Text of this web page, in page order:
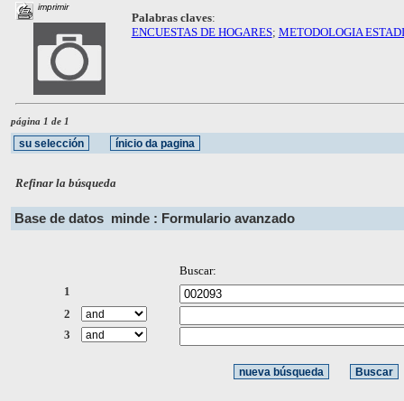
imprimir
Palabras claves:
ENCUESTAS DE HOGARES; METODOLOGIA
página 1 de 1
Refinar la búsqueda
Base de datos minde : Formulario avanzado
Buscar:
1
2
3